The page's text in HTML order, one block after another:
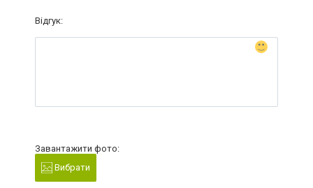
Відгук:
Завантажити фото:
Вибрати